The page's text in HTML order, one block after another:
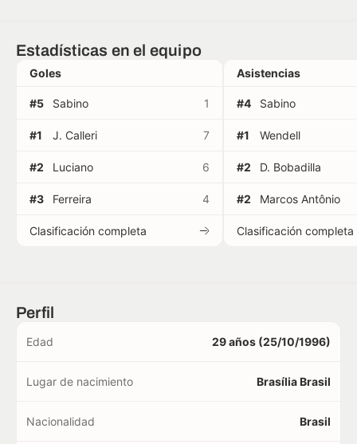
Estadísticas en el equipo
Goles
#5 Sabino 1
#1 J. Calleri 7
#2 Luciano 6
#3 Ferreira 4
Clasificación completa
Asistencias
#4 Sabino
#1 Wendell
#2 D. Bobadilla
#2 Marcos Antônio
Clasificación completa
Perfil
Edad 29 años (25/10/1996)
Lugar de nacimiento Brasília Brasil
Nacionalidad Brasil